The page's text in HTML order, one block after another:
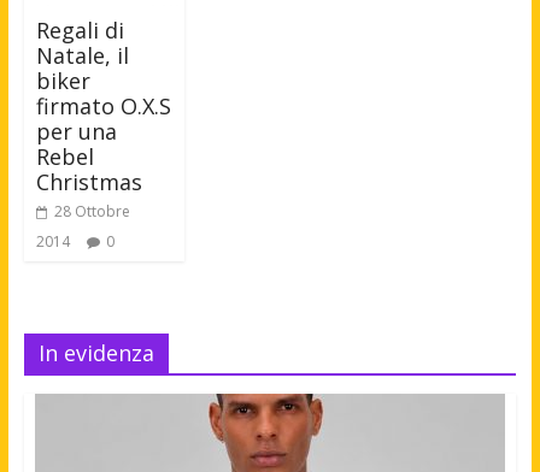
Regali di
Natale, il
biker
firmato O.X.S
per una
Rebel
Christmas
28 Ottobre
2014
0
In evidenza